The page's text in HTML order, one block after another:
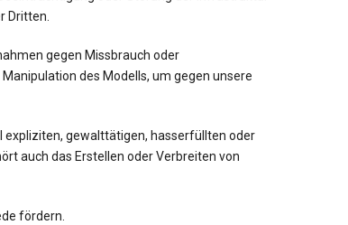
Dritten.
gegen Missbrauch oder
des Modells, um gegen unsere
expliziten, gewalttätigen, hasserfüllten oder
auch das Erstellen oder Verbreiten von
fördern.